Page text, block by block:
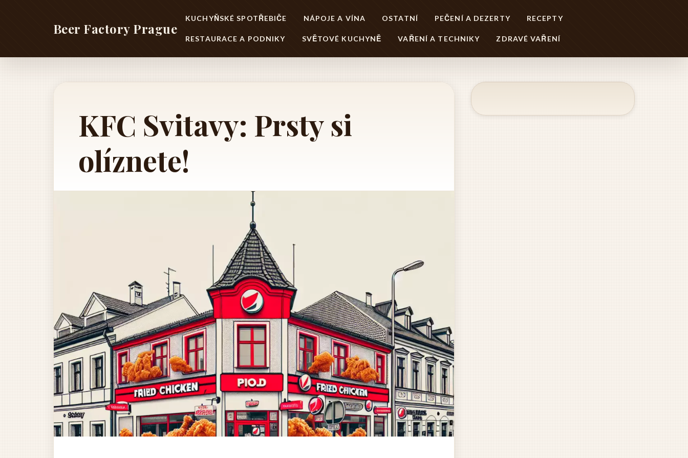
Beer Factory Prague
KUCHYŇSKÉ SPOTŘEBIČE NÁPOJE A VÍNA OSTATNÍ PEČENÍ A DEZERTY RECEPTY
RESTAURACE A PODNIKY SVĚTOVÉ KUCHYNĚ VAŘENÍ A TECHNIKY ZDRAVÉ VAŘENÍ
KFC Svitavy: Prsty si
olíznete!